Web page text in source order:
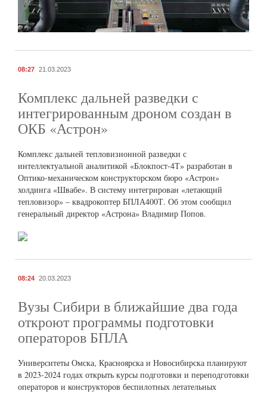
08:27 21.03.2023
Комплекс дальней разведки с
интегрированным дроном создан в
ОКБ «Астрон»
Комплекс дальней тепловизионной разведки с
интеллектуальной аналитикой «Блокпост-4Т» разработан в
Оптико-механическом конструкторском бюро «Астрон»
холдинга «Швабе». В систему интегрирован «летающий
тепловизор» – квадрокоптер БПЛА400Т. Об этом сообщил
генеральный директор «Астрона» Владимир Попов.
08:24 20.03.2023
Вузы Сибири в ближайшие два года
откроют программы подготовки
операторов БПЛА
Университеты Омска, Красноярска и Новосибирска планируют
в 2023-2024 годах открыть курсы подготовки и переподготовки
операторов и конструкторов беспилотных летательных